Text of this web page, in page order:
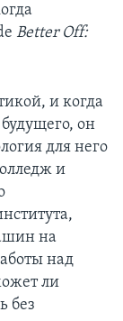
Better Off:
и когда
он
для него
и
на
над
ли
без